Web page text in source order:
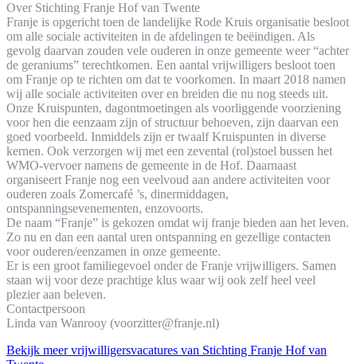
Over Stichting Franje Hof van Twente
Franje is opgericht toen de landelijke Rode Kruis organisatie besloot
om alle sociale activiteiten in de afdelingen te beëindigen. Als
gevolg daarvan zouden vele ouderen in onze gemeente weer “achter
de geraniums” terechtkomen. Een aantal vrijwilligers besloot toen
om Franje op te richten om dat te voorkomen. In maart 2018 namen
wij alle sociale activiteiten over en breiden die nu nog steeds uit.
Onze Kruispunten, dagontmoetingen als voorliggende voorziening
voor hen die eenzaam zijn of structuur behoeven, zijn daarvan een
goed voorbeeld. Inmiddels zijn er twaalf Kruispunten in diverse
kernen. Ook verzorgen wij met een zevental (rol)stoel bussen het
WMO-vervoer namens de gemeente in de Hof. Daarnaast
organiseert Franje nog een veelvoud aan andere activiteiten voor
ouderen zoals Zomercafé ’s, dinermiddagen,
ontspanningsevenementen, enzovoorts.
De naam “Franje” is gekozen omdat wij franje bieden aan het leven.
Zo nu en dan een aantal uren ontspanning en gezellige contacten
voor ouderen/eenzamen in onze gemeente.
Er is een groot familiegevoel onder de Franje vrijwilligers. Samen
staan wij voor deze prachtige klus waar wij ook zelf heel veel
plezier aan beleven.
Contactpersoon
Linda van Wanrooy (voorzitter@franje.nl)
Bekijk meer vrijwilligersvacatures van Stichting Franje Hof van